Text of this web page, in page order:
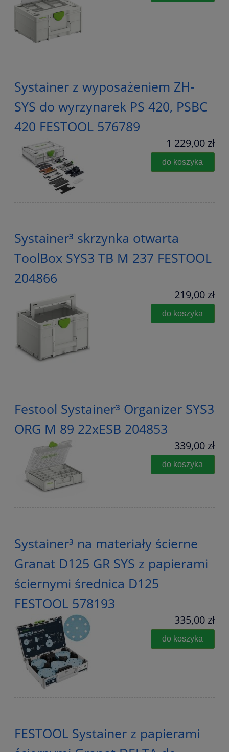
Systainer z wyposażeniem ZH-
SYS do wyrzynarek PS 420, PSBC
420 FESTOOL 576789
1 229,00 zł
do koszyka
Systainer³ skrzynka otwarta
ToolBox SYS3 TB M 237 FESTOOL
204866
219,00 zł
do koszyka
Festool Systainer³ Organizer SYS3
ORG M 89 22xESB 204853
339,00 zł
do koszyka
Systainer³ na materiały ścierne
Granat D125 GR SYS z papierami
ściernymi średnica D125
FESTOOL 578193
335,00 zł
do koszyka
FESTOOL Systainer z papierami